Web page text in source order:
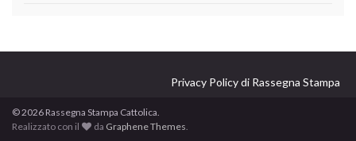
Privacy Policy di Rassegna Stampa
© 2026 Rassegna Stampa Cattolica.
Realizzato con il
da Graphene Themes